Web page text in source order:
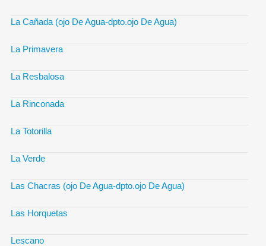
La Cañada (ojo De Agua-dpto.ojo De Agua)
La Primavera
La Resbalosa
La Rinconada
La Totorilla
La Verde
Las Chacras (ojo De Agua-dpto.ojo De Agua)
Las Horquetas
Lescano